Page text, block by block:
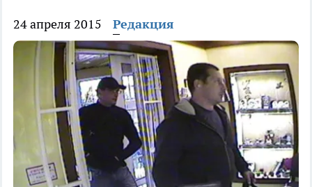
24 апреля 2015 Редакция